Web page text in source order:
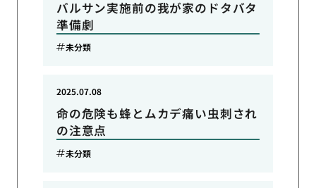
バルサン実施前の我が家のドタバタ
準備劇
未分類
命の危険も蜂とムカデ痛い虫刺され
の注意点
2025.07.08
未分類